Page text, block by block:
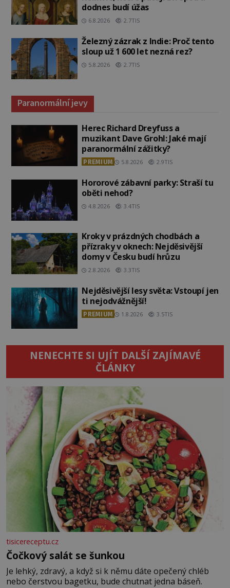
dodnes budí úžas
6.8.2026 2.7TIS
Železný zázrak z Indie: Proč tento
sloup už 1 600 let nezná rez?
5.8.2026 2.7TIS
Paranormální jevy
Herec Richard Dreyfuss a
muzikant Dave Grohl: Jaké mají
paranormální zážitky?
PREMIUM 5.8.2026 2.9TIS
Hororové zábavní parky: Straší tu
oběti nehod?
4.8.2026 3.4TIS
Kroky v prázdných chodbách a
přízraky v oknech: Nejděsivější
domy v Česku budí hrůzu
2.8.2026 3.3TIS
Nejděsivější lesy světa: Vstoupí jen
ti nejodvážnější!
PREMIUM 1.8.2026 3.5TIS
NENECHTE SI UJÍT DALŠÍ ZAJÍMAVÉ
ČLÁNKY
tisicereceptu.cz
Čočkový salát se šunkou
Je lehký, zdravý, a když si k němu dáte opečený chléb
nebo čerstvou bagetku, bude chutnat jedna báseň.